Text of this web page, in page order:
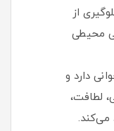
از
محیطی
دارد و
لطافت،
می‌کند.